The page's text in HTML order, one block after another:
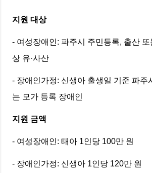
지원 대상
- 여성장애인: 파주시 주민등록, 출산 또
상 유·사산
- 장애인가정: 신생아 출생일 기준 파주
는 모가 등록 장애인
지원 금액
- 여성장애인: 태아 1인당 100만 원
- 장애인가정: 신생아 1인당 120만 원